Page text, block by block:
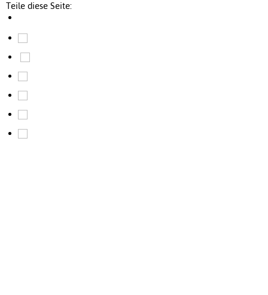
Teile diese Seite: